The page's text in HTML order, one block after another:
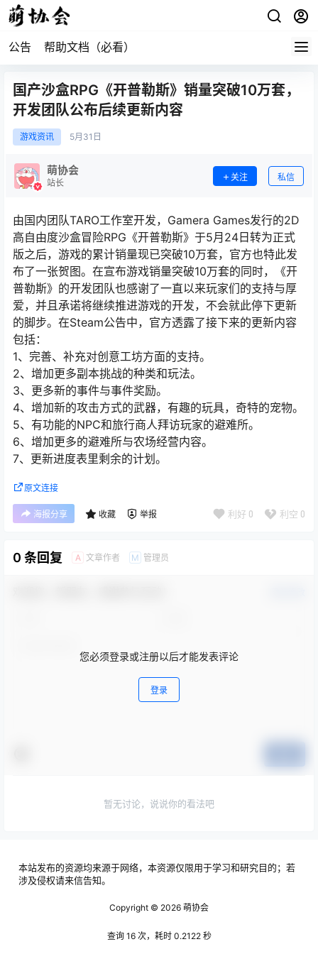
公告 帮助文档（必看）
国产沙盒RPG《开普勒斯》销量突破10万套，
开发团队公布后续更新内容
游戏资讯 5月 31日
萌协会
站长
关注 私信
由国内团队TARO工作室开发，Gamera Games发行的2D
高自由度沙盒冒险RPG《开普勒斯》于5月24日转为正式
版之后，游戏的累计销量现已突破10万套，官方也特此发
布了一张贺图。在宣布游戏销量突破10万套的同时，《开
普勒斯》的开发团队也感谢了一直以来玩家们的支持与厚
爱，并且承诺将继续推进游戏的开发，不会就此停下更新
的脚步。在Steam公告中，官方透露了接下来的更新内容
包括：
1、完善、补充对创意工坊方面的支持。
2、增加更多副本挑战的种类和玩法。
3、更多新的事件与事件奖励。
4、增加新的攻击方式的武器，有趣的玩具，奇特的宠物。
5、有功能的NPC和旅行商人拜访玩家的避难所。
6、增加更多的避难所与农场经营内容。
7、更新进度表里剩余的计划。
原文连接
海报分享 收藏 举报 利好 0 利空 0
0 条回复 A 文章作者 M 管理员
您必须登录或注册以后才能发表评论
登录
暂无讨论，说说你的看法吧
本站发布的资源均来源于网络，本资源仅限用于学习和研究目的；若
涉及侵权请来信告知。
Copyright © 2026 萌协会
查询 16 次，耗时 0.2122 秒